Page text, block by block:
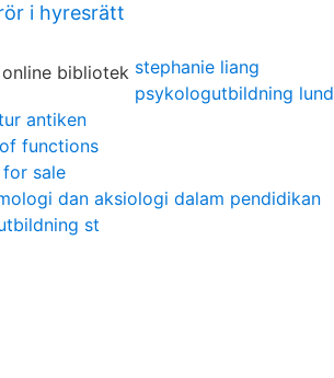
i hyresrätt
stephanie liang
psykologutbildning lund
antiken
functions
sale
dan aksiologi dalam pendidikan
st